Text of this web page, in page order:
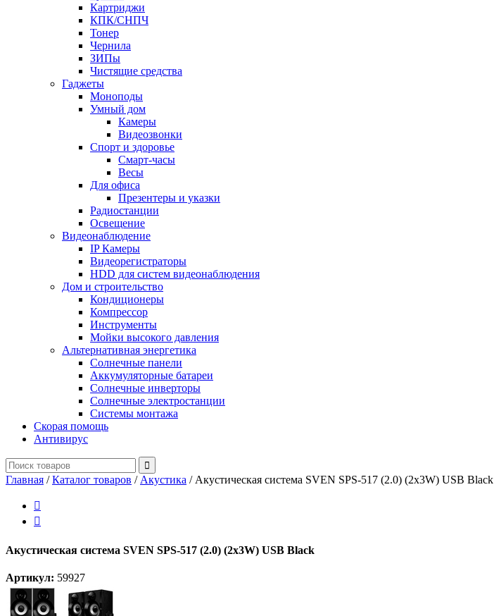
Картриджи
КПК/СНПЧ
Тонер
Чернила
ЗИПы
Чистящие средства
Гаджеты
Моноподы
Умный дом
Камеры
Видеозвонки
Спорт и здоровье
Смарт-часы
Весы
Для офиса
Презентеры и указки
Радиостанции
Освещение
Видеонаблюдение
IP Камеры
Видеорегистраторы
HDD для систем видеонаблюдения
Дом и строительство
Кондиционеры
Компрессор
Инструменты
Мойки высокого давления
Альтернативная энергетика
Солнечные панели
Аккумуляторные батареи
Солнечные инверторы
Солнечные электростанции
Системы монтажа
Скорая помощь
Антивирус
Главная /Каталог товаров / Акустика / Акустическая система SVEN SPS-517 (2.0) (2x3W) USB Black


Акустическая система SVEN SPS-517 (2.0) (2x3W) USB Black
Артикул: 59927